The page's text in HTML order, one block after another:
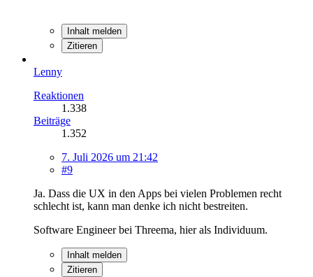
Inhalt melden
Zitieren
Lenny
Reaktionen
1.338
Beiträge
1.352
7. Juli 2026 um 21:42
#9
Ja. Dass die UX in den Apps bei vielen Problemen recht
schlecht ist, kann man denke ich nicht bestreiten.
Software Engineer bei Threema, hier als Individuum.
Inhalt melden
Zitieren